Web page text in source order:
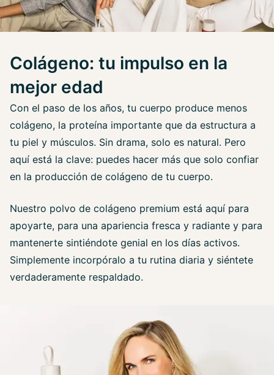
Colágeno: tu impulso en la
mejor edad
Con el paso de los años, tu cuerpo produce menos
colágeno, la proteína importante que da estructura a
tu piel y músculos. Sin drama, solo es natural. Pero
aquí está la clave: puedes hacer más que solo confiar
en la producción de colágeno de tu cuerpo.
Nuestro polvo de colágeno premium está aquí para
apoyarte, para una apariencia fresca y radiante y para
mantenerte sintiéndote genial en los días activos.
Simplemente incorpóralo a tu rutina diaria y siéntete
verdaderamente respaldado.